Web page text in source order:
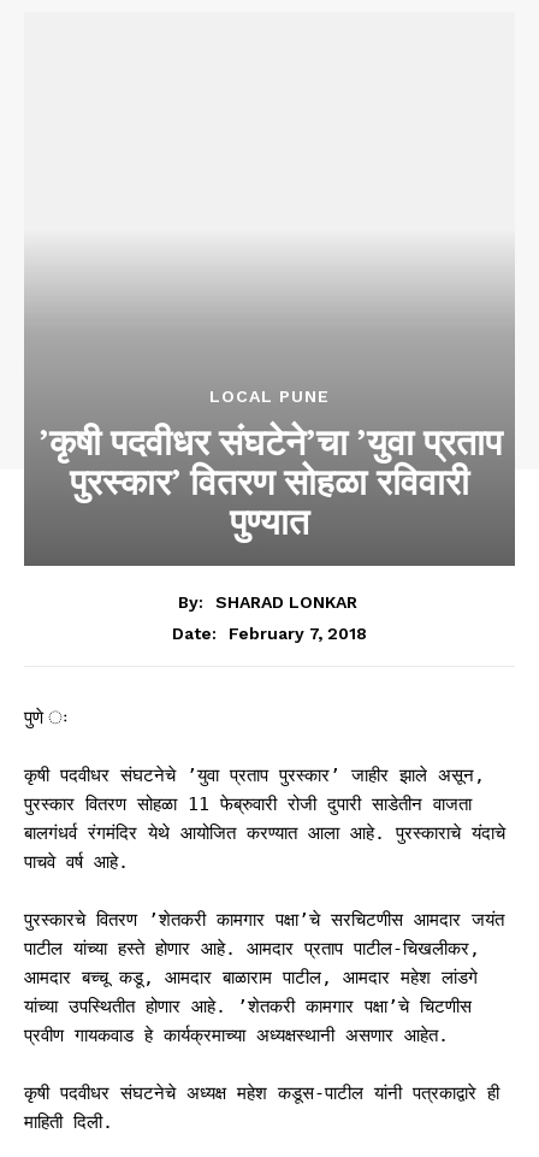
LOCAL PUNE
​​’कृषी पदवीधर संघटेने’चा ’युवा प्रताप
पुरस्कार’ वितरण सोहळा रविवारी
पुण्यात
By:
SHARAD LONKAR
Date:
February 7, 2018
पुणे ः
कृषी पदवीधर संघटनेचे ’युवा प्रताप पुरस्कार’ जाहीर झाले असून,
पुरस्कार वितरण सोहळा 11 फेब्रुवारी रोजी दुपारी साडेतीन वाजता
बालगंधर्व रंगमंदिर येथे आयोजित करण्यात आला आहे. पुरस्काराचे यंदाचे
पाचवे वर्ष आहे.
पुरस्कारचे वितरण ’शेतकरी कामगार पक्षा’चे सरचिटणीस आमदार जयंत
पाटील यांच्या हस्ते होणार आहे. आमदार प्रताप पाटील-चिखलीकर,
आमदार बच्चू कडू, आमदार बाळाराम पाटील, आमदार महेश लांडगे
यांच्या उपस्थितीत होणार आहे. ’शेतकरी कामगार पक्षा’चे चिटणीस
प्रवीण गायकवाड हे कार्यक्रमाच्या अध्यक्षस्थानी असणार आहेत.
कृषी पदवीधर संघटनेचे अध्यक्ष महेश कडूस-पाटील यांनी पत्रकाद्वारे ही
माहिती दिली.